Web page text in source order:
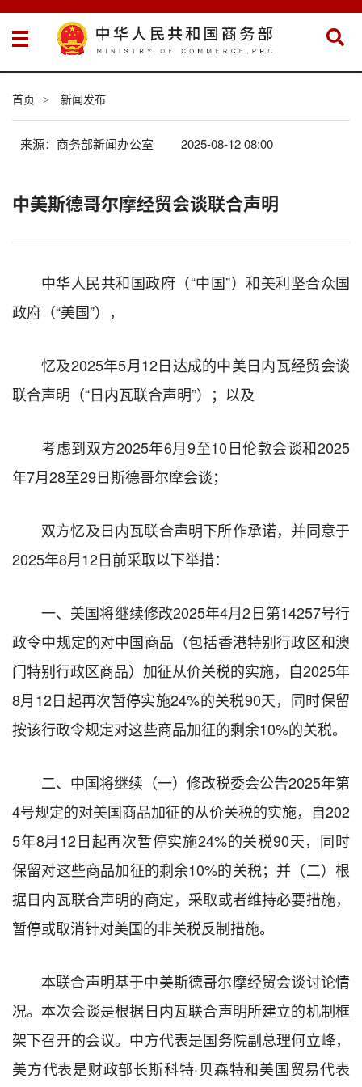
首页 > 新闻发布
来源：商务部新闻办公室 2025-08-12 08:00
中美斯德哥尔摩经贸会谈联合声明
中华人民共和国政府（“中国”）和美利坚合众国
政府（“美国”），
忆及2025年5月12日达成的中美日内瓦经贸会谈
联合声明（“日内瓦联合声明”）；以及
考虑到双方2025年6月9至10日伦敦会谈和2025
年7月28至29日斯德哥尔摩会谈；
双方忆及日内瓦联合声明下所作承诺，并同意于
2025年8月12日前采取以下举措：
一、美国将继续修改2025年4月2日第14257号行
政令中规定的对中国商品（包括香港特别行政区和澳
门特别行政区商品）加征从价关税的实施，自2025年
8月12日起再次暂停实施24%的关税90天，同时保留
按该行政令规定对这些商品加征的剩余10%的关税。
二、中国将继续（一）修改税委会公告2025年第
4号规定的对美国商品加征的从价关税的实施，自202
5年8月12日起再次暂停实施24%的关税90天，同时
保留对这些商品加征的剩余10%的关税；并（二）根
据日内瓦联合声明的商定，采取或者维持必要措施，
暂停或取消针对美国的非关税反制措施。
本联合声明基于中美斯德哥尔摩经贸会谈讨论情
况。本次会谈是根据日内瓦联合声明所建立的机制框
架下召开的会议。中方代表是国务院副总理何立峰，
美方代表是财政部长斯科特·贝森特和美国贸易代表